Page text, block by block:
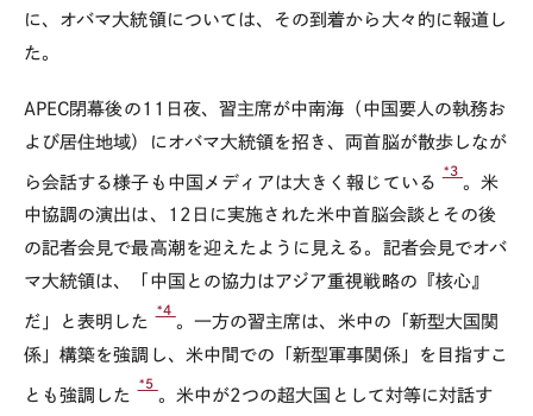
に、オバマ大統領については、その到着から大々的に報道し
た。
APEC閉幕後の11日夜、習主席が中南海（中国要人の執務お
よび居住地域）にオバマ大統領を招き、両首脳が散歩しなが
ら会話する様子も中国メディアは大きく報じている
*3
。米
中協調の演出は、12日に実施された米中首脳会談とその後
の記者会見で最高潮を迎えたように見える。記者会見でオバ
マ大統領は、「中国との協力はアジア重視戦略の『核心』
だ」と表明した
*4
。一方の習主席は、米中の「新型大国関
係」構築を強調し、米中間での「新型軍事関係」を目指すこ
とも強調した
*5
。米中が2つの超大国として対等に対話す